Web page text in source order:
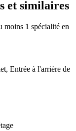
et similaires
moins 1 spécialité en
, Entrée à l'arrière de